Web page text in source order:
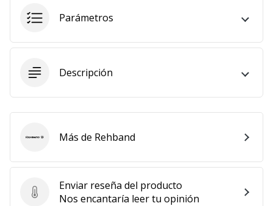
Mostrar
todos
artículos
Parámetros
Descripción
Enviar reseña del producto
Enviar reseña del producto
Nos encantaría leer tu opinión
RehbandMás de Rehband